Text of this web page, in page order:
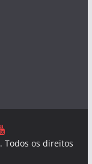
. Todos os direitos